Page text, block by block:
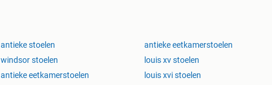
antieke stoelen antieke eetkamerstoelen
windsor stoelen louis xv stoelen
antieke eetkamerstoelen louis xvi stoelen